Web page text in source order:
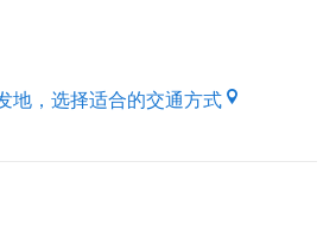
地，选择适合的交通方式